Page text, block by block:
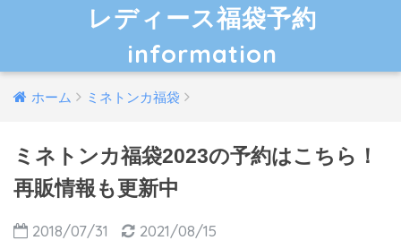
レディース福袋予約
information
ホーム ミネトンカ福袋
ミネトンカ福袋2023の予約はこちら！
再販情報も更新中
2018/07/31 2021/08/15